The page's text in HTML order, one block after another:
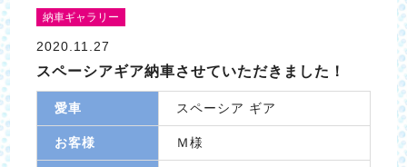
納車ギャラリー
2020.11.27
スペーシアギア納車させていただきました！
愛車 スペーシア ギア
お客様 Ｍ様